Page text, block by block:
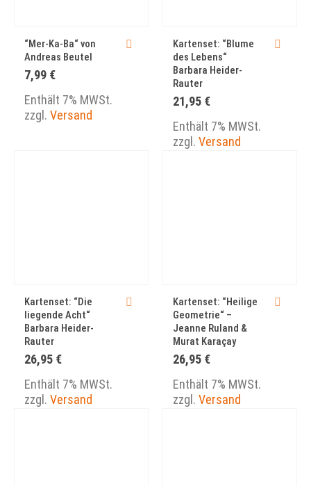
“Mer-Ka-Ba“ von
Andreas Beutel
7,99 €
Enthält 7% MWSt.
zzgl. Versand
Kartenset: “Blume
des Lebens“
Barbara Heider-
Rauter
21,95 €
Enthält 7% MWSt.
zzgl. Versand
Kartenset: “Die
liegende Acht“
Barbara Heider-
Rauter
26,95 €
Enthält 7% MWSt.
zzgl. Versand
Kartenset: “Heilige
Geometrie“ –
Jeanne Ruland &
Murat Karaçay
26,95 €
Enthält 7% MWSt.
zzgl. Versand